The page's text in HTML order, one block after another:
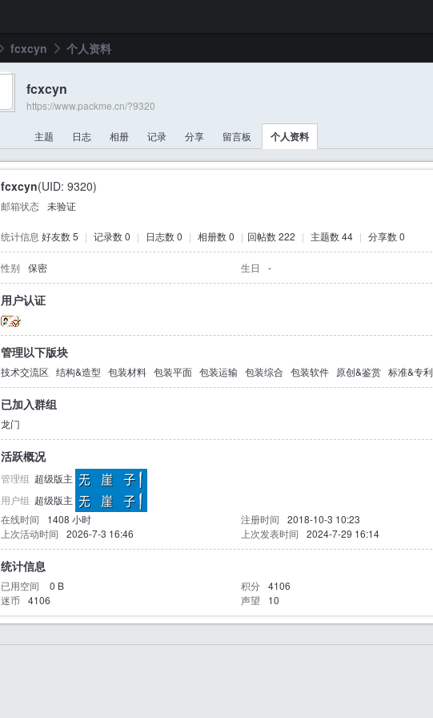
fcxcyn
›
个人资料
fcxcyn
https://www.packme.cn/?9320
主题 日志 相册 记录 分享 留言板 个人资料
fcxcyn(UID: 9320)
邮箱状态 未验证
统计信息 好友数 5 | 记录数 0 | 日志数 0 | 相册数 0 | 回帖数 222 | 主题数 44 | 分享数 0
性别 保密 生日 -
用户认证
管理以下版块
技术交流区 结构&造型 包装材料 包装平面 包装运输 包装综合 包装软件 原创&鉴赏 标准&专利
已加入群组
龙门
活跃概况
管理组 超级版主
用户组 超级版主
在线时间
1408 小时 注册时间 2018-10-3 10:23
上次活动时间
2026-7-3 16:46 上次发表时间 2024-7-29 16:14
统计信息
已用空间 0 B 积分 4106
迷币
4106 声望 10